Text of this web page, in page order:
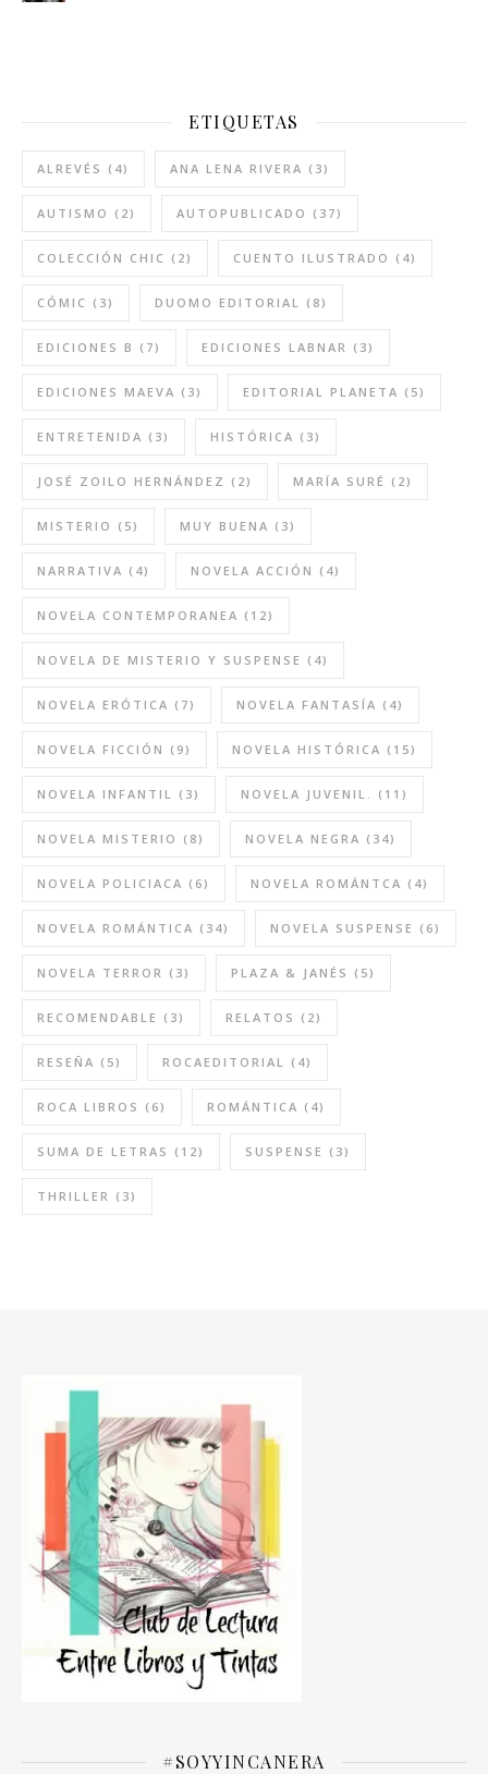
ETIQUETAS
ALREVÉS (4) ANA LENA RIVERA (3)
AUTISMO (2) AUTOPUBLICADO (37)
COLECCIÓN CHIC (2) CUENTO ILUSTRADO (4)
CÓMIC (3) DUOMO EDITORIAL (8)
EDICIONES B (7) EDICIONES LABNAR (3)
EDICIONES MAEVA (3) EDITORIAL PLANETA (5)
ENTRETENIDA (3) HISTÓRICA (3)
JOSÉ ZOILO HERNÁNDEZ (2) MARÍA SURÉ (2)
MISTERIO (5) MUY BUENA (3)
NARRATIVA (4) NOVELA ACCIÓN (4)
NOVELA CONTEMPORANEA (12)
NOVELA DE MISTERIO Y SUSPENSE (4)
NOVELA ERÓTICA (7) NOVELA FANTASÍA (4)
NOVELA FICCIÓN (9) NOVELA HISTÓRICA (15)
NOVELA INFANTIL (3) NOVELA JUVENIL. (11)
NOVELA MISTERIO (8) NOVELA NEGRA (34)
NOVELA POLICIACA (6) NOVELA ROMÁNTCA (4)
NOVELA ROMÁNTICA (34) NOVELA SUSPENSE (6)
NOVELA TERROR (3) PLAZA & JANÉS (5)
RECOMENDABLE (3) RELATOS (2)
RESEÑA (5) ROCAEDITORIAL (4)
ROCA LIBROS (6) ROMÁNTICA (4)
SUMA DE LETRAS (12) SUSPENSE (3)
THRILLER (3)
#SOYYINCANERA